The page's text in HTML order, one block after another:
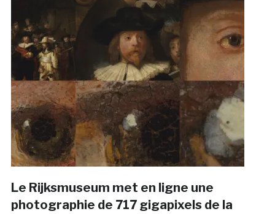
Le Rijksmuseum met en ligne une
photographie de 717 gigapixels de la